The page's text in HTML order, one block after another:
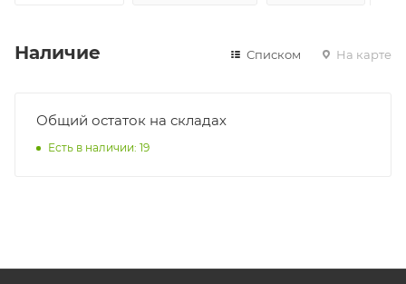
Наличие Списком На карте
Общий остаток на складах
Есть в наличии: 19